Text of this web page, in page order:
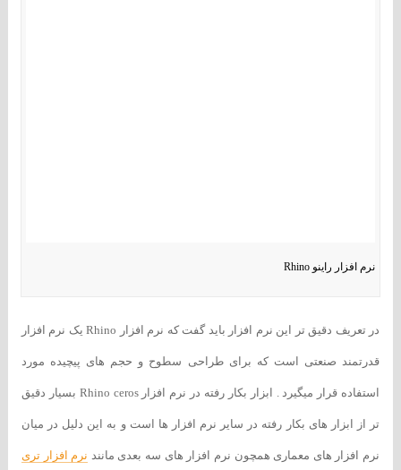
نرم افزار راینو Rhino
در تعریف دقیق تر این نرم افزار باید گفت که نرم افزار Rhino یک نرم افزار
قدرتمند صنعتی است که برای طراحی سطوح و حجم های پیچیده مورد
استفاده قرار میگیرد . ابزار بکار رفته در نرم افزار Rhino ceros بسیار دقیق
تر از ابزار های بکار رفته در سایر نرم افزار ها است و به این دلیل در میان
نرم افزار های معماری همچون نرم افزار های سه بعدی مانند نرم افزار تری